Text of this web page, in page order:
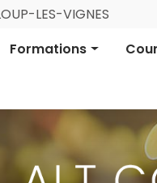
LES-VIGNES
Formations
Formation informative